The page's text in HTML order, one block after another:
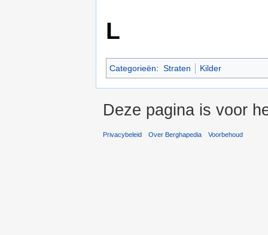
L
Categorieën: Straten Kilder
Deze pagina is voor
Privacybeleid Over Berghapedia Voorbehoud